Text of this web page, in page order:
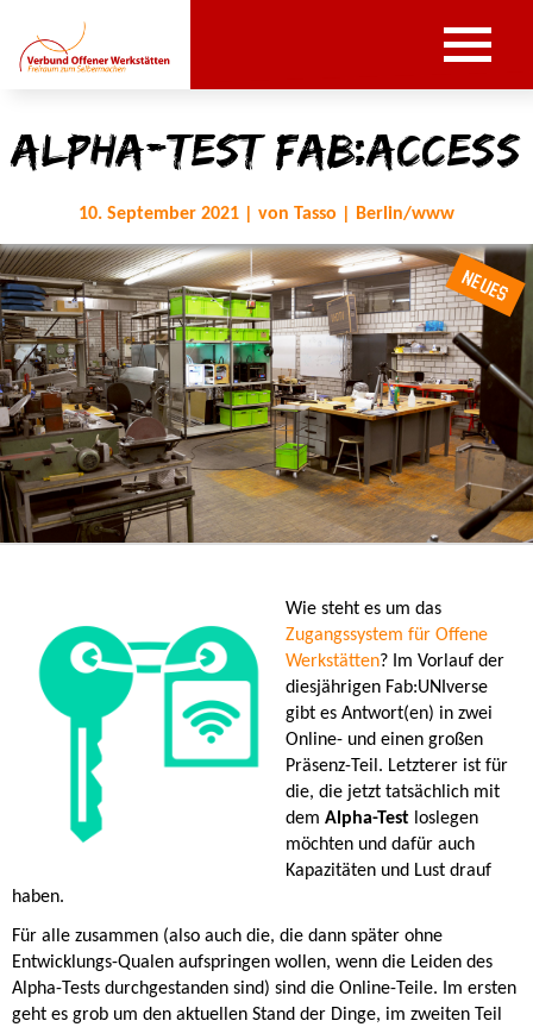
Alpha-Test Fab:Access
10. September 2021 | von Tasso | Berlin/www
NEUES
Wie steht es um das
Zugangssystem für Offene
Werkstätten? Im Vorlauf der
diesjährigen Fab:UNIverse
gibt es Antwort(en) in zwei
Online- und einen großen
Präsenz-Teil. Letzterer ist für
die, die jetzt tatsächlich mit
dem Alpha-Test loslegen
möchten und dafür auch
Kapazitäten und Lust drauf
haben.
Für alle zusammen (also auch die, die dann später ohne
Entwicklungs-Qualen aufspringen wollen, wenn die Leiden des
Alpha-Tests durchgestanden sind) sind die Online-Teile. Im ersten
geht es grob um den aktuellen Stand der Dinge, im zweiten Teil